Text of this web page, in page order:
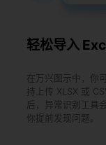
轻松导入
在万兴图示中，你
持上传 XLSX 或
后，异常识别工具
你提前发现问题。